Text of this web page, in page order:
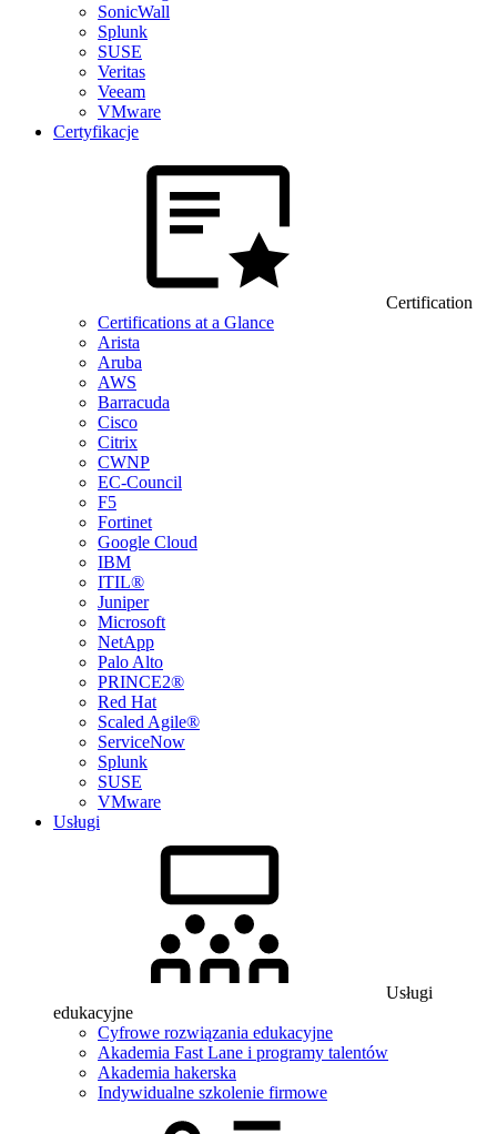
SonicWall
Splunk
SUSE
Veritas
Veeam
VMware
Certyfikacje
Certification
Certifications at a Glance
Arista
Aruba
AWS
Barracuda
Cisco
Citrix
CWNP
EC-Council
F5
Fortinet
Google Cloud
IBM
ITIL®
Juniper
Microsoft
NetApp
Palo Alto
PRINCE2®
Red Hat
Scaled Agile®
ServiceNow
Splunk
SUSE
VMware
Usługi
Usługi
edukacyjne
Cyfrowe rozwiązania edukacyjne
Akademia Fast Lane i programy talentów
Akademia hakerska
Indywidualne szkolenie firmowe